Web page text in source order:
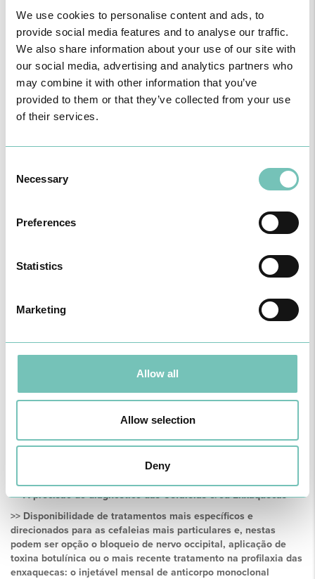
We use cookies to personalise content and ads, to
provide social media features and to analyse our traffic.
We also share information about your use of our site with
our social media, advertising and analytics partners who
may combine it with other information that you’ve
provided to them or that they’ve collected from your use
of their services.
Selection
Necessary
Preferences
Statistics
Marketing
Allow all
Allow selection
Deny
de um ou dois lados da cabeça, podendo estar associado a
náuseas, vómitos, fotofobia e/ou fonofobia) e fase de resolução.
Importante realçar que frequentemente os pacientes podem ter
mais do que um tipo de cefaleias associadas. Deste modo, é
comum o mesmo paciente queixar-se de enxaqueca e cefaleias
tipo tensão, por exemplo.
O diagnóstico de cefaleia é efetuado essencialmente pela história
clínica e pelo exame físico/neurológico e se necessário, exames
causa secundária). De qualquer forma, a história clínica é
determinante para o diagnóstico e a diferenciação do subtipo de
possível na caraterização da sua cefaleia: a que altura do dia
ocorre, localização, tipo de dor, duração, sintomas associados,
craniano.
secundária devem ser pedidos exames dirigidos à suspeita
clínica: análises sanguíneas, Tomografia Computorizada aos
seios perinasais, Tomografia Computorizada ou Ressonância
>> A precisão do diagnóstico das Cefaleias e/ou Enxaquecas
>> Disponibilidade de tratamentos mais específicos e
direcionados para as cefaleias mais particulares e, nestas
podem ser opção o bloqueio de nervo occipital, aplicação de
toxina botulínica ou o mais recente tratamento na profilaxia das
enxaquecas: o injetável mensal de anticorpo monoclonal